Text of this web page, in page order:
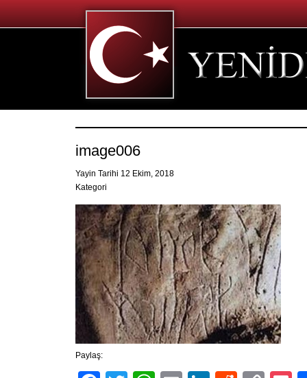
image006
Yayin Tarihi 12 Ekim, 2018
Kategori
Paylaş: